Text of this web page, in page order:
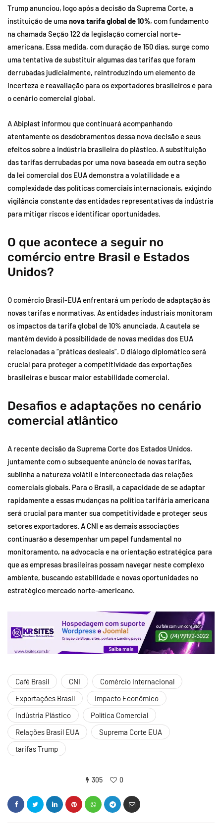
Trump anunciou, logo após a decisão da Suprema Corte, a
instituição de uma nova tarifa global de 10%, com fundamento
na chamada Seção 122 da legislação comercial norte-
americana. Essa medida, com duração de 150 dias, surge como
uma tentativa de substituir algumas das tarifas que foram
derrubadas judicialmente, reintroduzindo um elemento de
incerteza e reavaliação para os exportadores brasileiros e para
o cenário comercial global.
A Abiplast informou que continuará acompanhando
atentamente os desdobramentos dessa nova decisão e seus
efeitos sobre a indústria brasileira do plástico. A substituição
das tarifas derrubadas por uma nova baseada em outra seção
da lei comercial dos EUA demonstra a volatilidade e a
complexidade das políticas comerciais internacionais, exigindo
vigilância constante das entidades representativas da indústria
para mitigar riscos e identificar oportunidades.
O que acontece a seguir no
comércio entre Brasil e Estados
Unidos?
O comércio Brasil-EUA enfrentará um período de adaptação às
novas tarifas e normativas. As entidades industriais monitoram
os impactos da tarifa global de 10% anunciada. A cautela se
mantém devido à possibilidade de novas medidas dos EUA
relacionadas a “práticas desleais”. O diálogo diplomático será
crucial para proteger a competitividade das exportações
brasileiras e buscar maior estabilidade comercial.
Desafios e adaptações no cenário
comercial atlântico
A recente decisão da Suprema Corte dos Estados Unidos,
juntamente com o subsequente anúncio de novas tarifas,
sublinha a natureza volátil e interconectada das relações
comerciais globais. Para o Brasil, a capacidade de se adaptar
rapidamente a essas mudanças na política tarifária americana
será crucial para manter sua competitividade e proteger seus
setores exportadores. A CNI e as demais associações
continuarão a desempenhar um papel fundamental no
monitoramento, na advocacia e na orientação estratégica para
que as empresas brasileiras possam navegar neste complexo
ambiente, buscando estabilidade e novas oportunidades no
estratégico mercado norte-americano.
Café Brasil CNI
Comércio Internacional
Exportações Brasil
Impacto Econômico
Indústria Plástico
Política Comercial
Relações Brasil EUA
Suprema Corte EUA
tarifas Trump
305 0